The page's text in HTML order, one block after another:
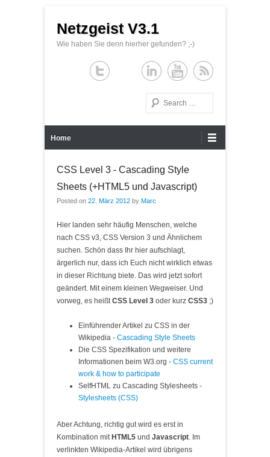
Netzgeist V3.1
Wie haben Sie denn hierher gefunden? ;-)
Search
Home
CSS Level 3 - Cascading Style
Sheets (+HTML5 und Javascript)
Posted on 22. März 2012 by Marc
Hier landen sehr häufig Menschen, welche
nach CSS v3, CSS Version 3 und Ähnlichem
suchen. Schön dass Ihr hier aufschlagt,
ärgerlich nur, dass ich Euch nicht wirklich etwas
in dieser Richtung biete. Das wird jetzt sofort
geändert. Mit einem kleinen Wegweiser. Und
vorweg, es heißtCSS Level 3 oder kurz CSS3 ;)
Einführender Artikel zu CSS in der
Wikipedia - Cascading Style Sheets
Die CSS Spezifikation und weitere
Informationen beim W3.org - CSS current
work & how to participate
SelfHTML zu Cascading Stylesheets -
Stylesheets (CSS)
Aber Achtung, richtig gut wird es erst in
Kombination mit HTML5 und Javascript. Im
verlinkten Wikipedia-Artikel wird übrigens